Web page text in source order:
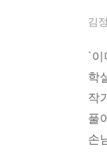
김
`
학
작
풀
손